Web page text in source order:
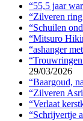
“55,5 jaar
“Zilveren
“Schuilen
“Mitsuro
“ashanger
29/03/2026
“Baargoud,
“Zilveren
“Verlaat
“Schrijvertje